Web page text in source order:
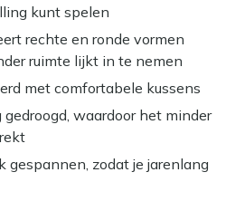
kunt spelen
rechte en ronde vormen
ruimte lijkt in te nemen
met comfortabele kussens
waardoor het minder
gespannen, zodat je jarenlang